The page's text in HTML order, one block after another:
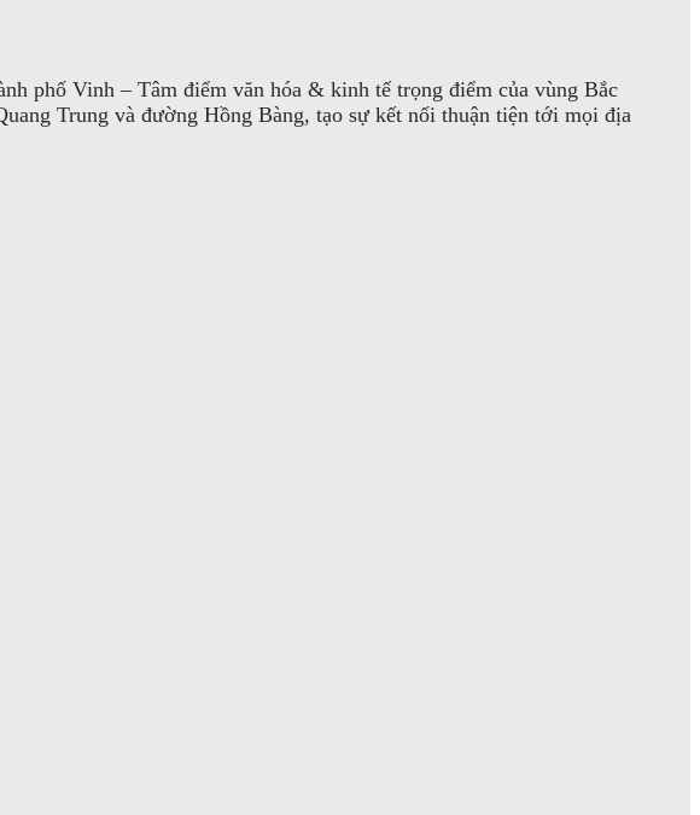
phố Vinh – Tâm điểm văn hóa & kinh tế trọng điểm của vùng Bắc
Trung và đường Hồng Bàng, tạo sự kết nối thuận tiện tới mọi địa